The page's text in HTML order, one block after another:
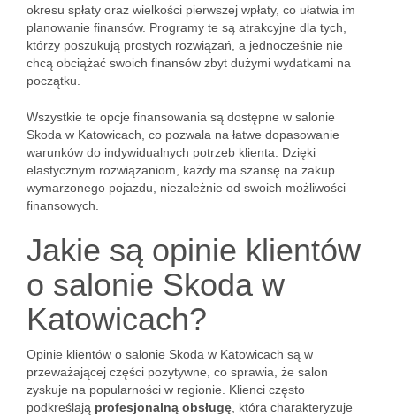
okresu spłaty oraz wielkości pierwszej wpłaty, co ułatwia im
planowanie finansów. Programy te są atrakcyjne dla tych,
którzy poszukują prostych rozwiązań, a jednocześnie nie
chcą obciążać swoich finansów zbyt dużymi wydatkami na
początku.
Wszystkie te opcje finansowania są dostępne w salonie
Skoda w Katowicach, co pozwala na łatwe dopasowanie
warunków do indywidualnych potrzeb klienta. Dzięki
elastycznym rozwiązaniom, każdy ma szansę na zakup
wymarzonego pojazdu, niezależnie od swoich możliwości
finansowych.
Jakie są opinie klientów
o salonie Skoda w
Katowicach?
Opinie klientów o salonie Skoda w Katowicach są w
przeważającej części pozytywne, co sprawia, że salon
zyskuje na popularności w regionie. Klienci często
podkreślają profesjonalną obsługę , która charakteryzuje